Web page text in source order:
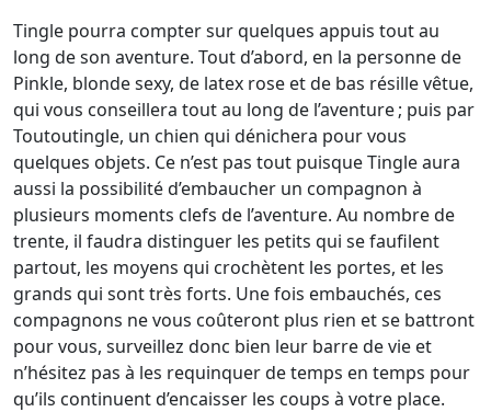
Tingle pourra compter sur quelques appuis tout au
long de son aventure. Tout d’abord, en la personne de
Pinkle, blonde sexy, de latex rose et de bas résille vêtue,
qui vous conseillera tout au long de l’aventure ; puis par
Toutoutingle, un chien qui dénichera pour vous
quelques objets. Ce n’est pas tout puisque Tingle aura
aussi la possibilité d’embaucher un compagnon à
plusieurs moments clefs de l’aventure. Au nombre de
trente, il faudra distinguer les petits qui se faufilent
partout, les moyens qui crochètent les portes, et les
grands qui sont très forts. Une fois embauchés, ces
compagnons ne vous coûteront plus rien et se battront
pour vous, surveillez donc bien leur barre de vie et
n’hésitez pas à les requinquer de temps en temps pour
qu’ils continuent d’encaisser les coups à votre place.